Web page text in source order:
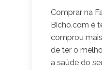
Comprar na
Bicho.com é
comprou
de ter o
a saúde do